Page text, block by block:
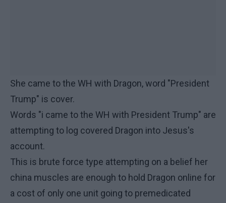
She came to the WH with Dragon, word "President
Trump" is cover.
Words "i came to the WH with President Trump" are
attempting to log covered Dragon into Jesus's
account.
This is brute force type attempting on a belief her
china muscles are enough to hold Dragon online for
a cost of only one unit going to premedicated